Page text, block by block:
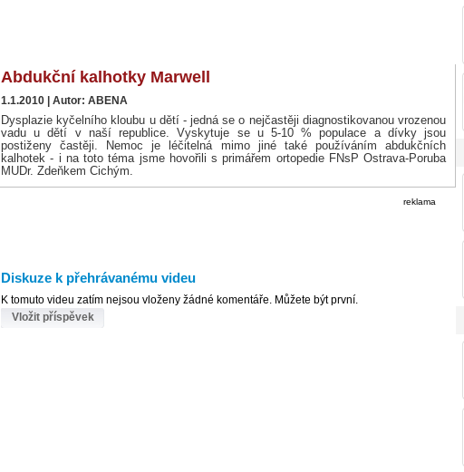
Abdukční kalhotky Marwell
1.1.2010 | Autor: ABENA
Dysplazie kyčelního kloubu u dětí - jedná se o nejčastěji diagnostikovanou vrozenou
vadu u dětí v naší republice. Vyskytuje se u 5-10 % populace a dívky jsou
postiženy častěji. Nemoc je léčitelná mimo jiné také používáním abdukčních
kalhotek - i na toto téma jsme hovořili s primářem ortopedie FNsP Ostrava-Poruba
MUDr. Zdeňkem Cichým.
reklama
Diskuze k přehrávanému videu
K tomuto videu zatím nejsou vloženy žádné komentáře. Můžete být první.
Vložit příspěvek